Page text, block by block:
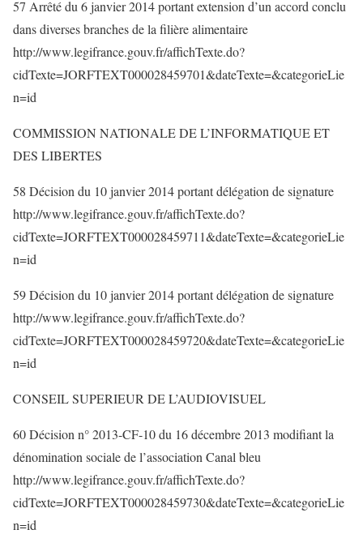
57 Arrêté du 6 janvier 2014 portant extension d’un accord conclu
dans diverses branches de la filière alimentaire
http://www.legifrance.gouv.fr/affichTexte.do?
cidTexte=JORFTEXT000028459701&dateTexte=&categorieLie
n=id
COMMISSION NATIONALE DE L’INFORMATIQUE ET
DES LIBERTES
58 Décision du 10 janvier 2014 portant délégation de signature
http://www.legifrance.gouv.fr/affichTexte.do?
cidTexte=JORFTEXT000028459711&dateTexte=&categorieLie
n=id
59 Décision du 10 janvier 2014 portant délégation de signature
http://www.legifrance.gouv.fr/affichTexte.do?
cidTexte=JORFTEXT000028459720&dateTexte=&categorieLie
n=id
CONSEIL SUPERIEUR DE L’AUDIOVISUEL
60 Décision n° 2013-CF-10 du 16 décembre 2013 modifiant la
dénomination sociale de l’association Canal bleu
http://www.legifrance.gouv.fr/affichTexte.do?
cidTexte=JORFTEXT000028459730&dateTexte=&categorieLie
n=id